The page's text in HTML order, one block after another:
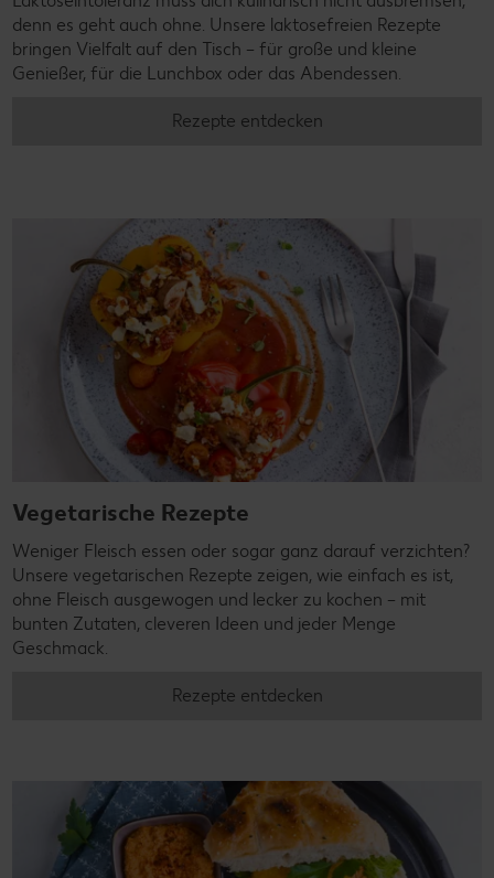
denn es geht auch ohne. Unsere laktosefreien Rezepte
bringen Vielfalt auf den Tisch – für große und kleine
Genießer, für die Lunchbox oder das Abendessen.
Rezepte entdecken
Vegetarische Rezepte
Weniger Fleisch essen oder sogar ganz darauf verzichten?
Unsere vegetarischen Rezepte zeigen, wie einfach es ist,
ohne Fleisch ausgewogen und lecker zu kochen – mit
bunten Zutaten, cleveren Ideen und jeder Menge
Geschmack.
Rezepte entdecken